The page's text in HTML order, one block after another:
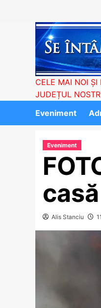
CELE MAI NOI ȘI
JUDEȚUL
Eveniment
Eveniment
Alis Stanciu